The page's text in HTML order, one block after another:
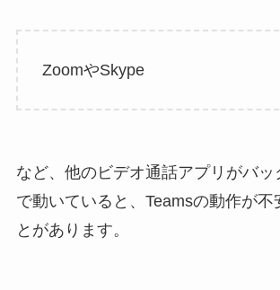
ZoomやSkype
など、他のビデオ通話アプリがバッ
で動いていると、Teamsの動作が不
とがあります。